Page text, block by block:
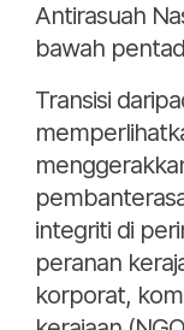
Antirasuah
bawah
Transisi
integriti di
peranan
korporat,